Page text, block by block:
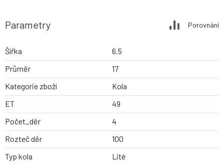
Parametry Porovnání
Šířka
6.5
Průměr
17
Kategorie zboží
Kola
ET
49
Počet_děr
4
Rozteč děr
100
Typ kola
Lité